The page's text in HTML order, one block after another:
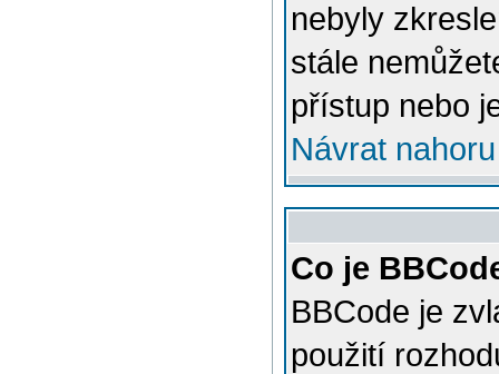
nebyly
stále
přístup nebo
Návrat nahoru
Co je
BBCode je
použití